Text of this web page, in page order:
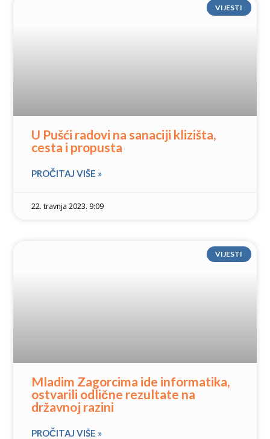
VIJESTI
U Pušći radovi na sanaciji klizišta,
cesta i propusta
PROČITAJ VIŠE »
22. travnja 2023. 9:09
VIJESTI
Mladim Zagorcima ide informatika,
ostvarili odlične rezultate na
državnoj razini
PROČITAJ VIŠE »